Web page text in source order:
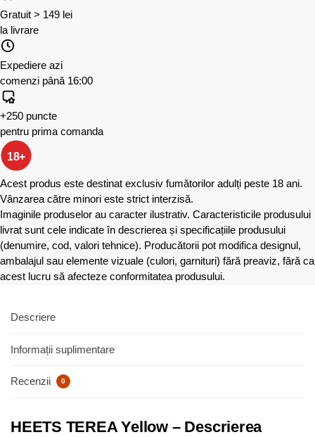
Gratuit > 149 lei
la livrare
Expediere azi
comenzi până 16:00
+250 puncte
pentru prima comanda
18+
Acest produs este destinat exclusiv fumătorilor adulți peste 18 ani.
Vânzarea către minori este strict interzisă.
Imaginile produselor au caracter ilustrativ. Caracteristicile produsului
livrat sunt cele indicate în descrierea și specificațiile produsului
(denumire, cod, valori tehnice). Producătorii pot modifica designul,
ambalajul sau elemente vizuale (culori, garnituri) fără preaviz, fără ca
acest lucru să afecteze conformitatea produsului.
Descriere
Informații suplimentare
Recenzii 0
HEETS TEREA Yellow – Descrierea